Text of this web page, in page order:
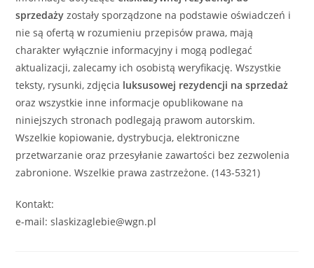
sprzedaży zostały sporządzone na podstawie oświadczeń i
nie są ofertą w rozumieniu przepisów prawa, mają
charakter wyłącznie informacyjny i mogą podlegać
aktualizacji, zalecamy ich osobistą weryfikację. Wszystkie
teksty, rysunki, zdjęcia luksusowej rezydencji na sprzedaż
oraz wszystkie inne informacje opublikowane na
niniejszych stronach podlegają prawom autorskim.
Wszelkie kopiowanie, dystrybucja, elektroniczne
przetwarzanie oraz przesyłanie zawartości bez zezwolenia
zabronione. Wszelkie prawa zastrzeżone. (143-5321)
Kontakt:
e-mail: slaskizaglebie@wgn.pl